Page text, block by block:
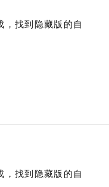
，找到隐藏版的自
，找到隐藏版的自